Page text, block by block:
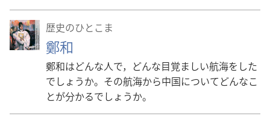
歴史のひとこま
鄭和
鄭和はどんな人で，どんな目覚ましい航海をした
でしょうか。その航海から中国についてどんなこ
とが分かるでしょうか。